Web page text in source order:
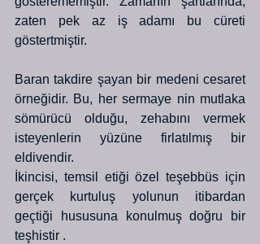
zaten pek az iş adamı bu cüreti
göstertmiştir.
Baran takdire şayan bir medeni cesaret
örneğidir. Bu, her sermaye nin mutlaka
sömürücü olduğu, zehabını vermek
isteyenlerin yüzüne firlatılmış bir
eldivendir.
İkincisi, temsil etiği özel teşebbüs için
gerçek kurtuluş yolunun itibardan
geçtiği hususuna konulmuş doğru bir
teşhistir .